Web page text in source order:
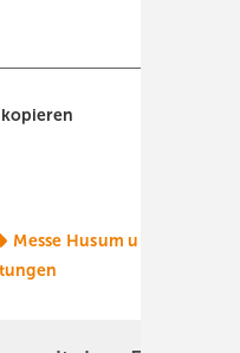
Messe Husum und